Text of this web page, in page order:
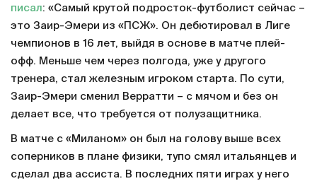
писал: «Самый крутой подросток-футболист сейчас –
это Заир-Эмери из «ПСЖ». Он дебютировал в Лиге
чемпионов в 16 лет, выйдя в основе в матче плей-
офф. Меньше чем через полгода, уже у другого
тренера, стал железным игроком старта. По сути,
Заир-Эмери сменил Верратти – с мячом и без он
делает все, что требуется от полузащитника.
В матче с «Миланом» он был на голову выше всех
соперников в плане физики, тупо смял итальянцев и
сделал два ассиста. В последних пяти играх у него